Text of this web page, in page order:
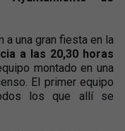
a una gran fiesta en la
a las 20,30 horas
montado en una
El primer equipo
los que allí se